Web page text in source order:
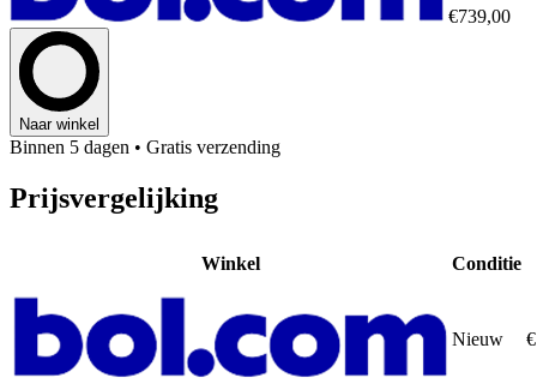
€739,00
Naar winkel
Binnen 5 dagen • Gratis verzending
Prijsvergelijking
Winkel Conditie
Nieuw